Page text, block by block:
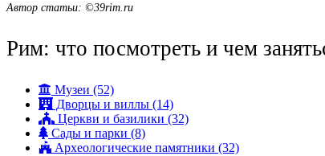
Автор статьи: ©39rim.ru
Рим: что посмотреть и чем
Музеи (52)
Дворцы и виллы (14)
Церкви и базилики (32)
Сады и парки (8)
Археологические памятники (32)